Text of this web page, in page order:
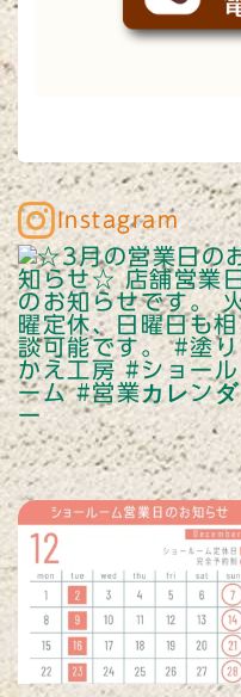
Instagram